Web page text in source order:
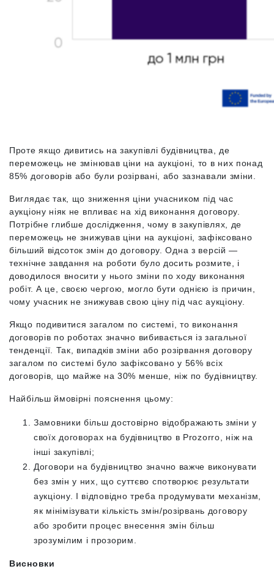
Проте якщо дивитись на закупівлі будівництва, де
переможець не змінював ціни на аукціоні, то в них понад
85% договорів або були розірвані, або зазнавали зміни.
Виглядає так, що зниження ціни учасником під час
аукціону ніяк не впливає на хід виконання договору.
Потрібне глибше дослідження, чому в закупівлях, де
переможець не знижував ціни на аукціоні, зафіксовано
більший відсоток змін до договору. Одна з версій —
технічне завдання на роботи було досить розмите, і
доводилося вносити у нього зміни по ходу виконання
робіт. А це, своєю чергою, могло бути однією із причин,
чому учасник не знижував свою ціну під час аукціону.
Якщо подивитися загалом по системі, то виконання
договорів по роботах значно вибивається із загальної
тенденції. Так, випадків зміни або розірвання договору
загалом по системі було зафіксовано у 56% всіх
договорів, що майже на 30% менше, ніж по будівництву.
Найбільш ймовірні пояснення цьому:
Замовники більш достовірно відображають зміни у
своїх договорах на будівництво в Prozorro, ніж на
інші закупівлі;
Договори на будівництво значно важче виконувати
без змін у них, що суттєво спотворює результати
аукціону. І відповідно треба продумувати механізм,
як мінімізувати кількість змін/розірвань договору
або зробити процес внесення змін більш
зрозумілим і прозорим.
Висновки